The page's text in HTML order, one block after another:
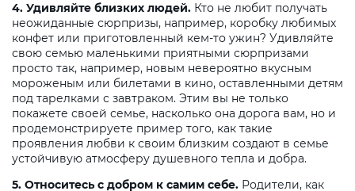
4. Удивляйте близких людей. Кто не любит получать
неожиданные сюрпризы, например, коробку любимых
конфет или приготовленный кем-то ужин? Удивляйте
свою семью маленькими приятными сюрпризами
просто так, например, новым невероятно вкусным
мороженым или билетами в кино, оставленными детям
под тарелками с завтраком. Этим вы не только
покажете своей семье, насколько она дорога вам, но и
продемонстрируете пример того, как такие
проявления любви к своим близким создают в семье
устойчивую атмосферу душевного тепла и добра.
5. Относитесь с добром к самим себе. Родители, как